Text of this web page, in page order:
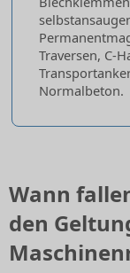
Traversen, C-
Normalbeton.
Wann
den